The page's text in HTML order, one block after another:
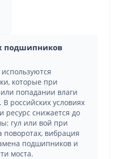
подшипников
которые при
попадании влаги
российских условиях
ресурс снижается до
гул или вой при
вибрация
подшипников и
моста.